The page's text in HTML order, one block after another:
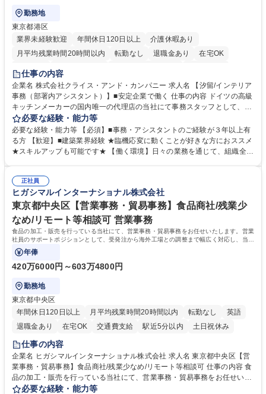
勤務地
東京都港区
業界未経験歓迎
年間休日120日以上
介護休暇あり
月平均残業時間20時間以内
転勤なし 退職金あり
在宅OK
育休あり
完全週休2日制
駅近5分以内
土日祝休み
仕事の内容
企業名 株式会社クライス・アンド・カンパニー 求人名 【汐留/インテリア
事務（部署内アシスタント）】■安定企業で働く 仕事の内容 ドイツの高級
キッチンメーカーの国内唯一の代理店の当社にて事務スタッフとして、部
署内の事務業務全般をお任せいたします。 裁量を持って働いていただける
ため、スキルアップも可能です。 【部署内の事務業務全般】 ■サンプルの
仕分け・整理 ■電話応対 ■書類作成（会議資料、お客様宛請求書、支払書
類を取りまとめて経理へ提出等） ■ショールームアテンド・運営・予約業
インテリア事務（部署内アシスタント）】■安定企業で働く
必要な経験・能力等
必要な経験・能力等 【必須】■事務・アシスタントのご経験が３年以上有
る方 【歓迎】■建築業界経験 ★臨機応変に動くことが好きな方におススメ
★スキルアップも可能です★ 【働く環境】日々の業務を通じて、組織全体
ームとの協力や新しいアイデアを活かす場もあり、やりがいを感じながら
働けます。 【歓迎】 ■インテリアの業界のご経験が有る方■PCの作業に慣
れている方 学歴・資格 学歴：大学院 大学 高専 短大 専修学校 語学力： 資
格：
正社員
ヒガシマルインターナショナル株式会社
東京都中央区【営業事務・貿易事務】食品商社/残業少
なめ/リモート等相談可 営業事務
食品の加工・販売を行っている当社にて、営業事務・貿易事務をお任せいたします。営業
社員のサポートポジションとして、受発注から海外工場との調整まで幅広く対応し、当社
事業の根幹を支えていただきます。
年俸
420万6000円～603万4800円
勤務地
東京都中央区
年間休日120日以上
月平均残業時間20時間以内 転勤なし
英語
退職金あり
在宅OK 交通費支給 駅近5分以内 土日祝休み
仕事の内容
企業名 ヒガシマルインターナショナル株式会社 求人名 東京都中央区【営
業事務・貿易事務】食品商社/残業少なめ/リモート等相談可 仕事の内容 食
品の加工・販売を行っている当社にて、営業事務・貿易事務をお任せいた
します。営業社員のサポートポジションとして、受発注から海外工場との
必要な経験・能力等